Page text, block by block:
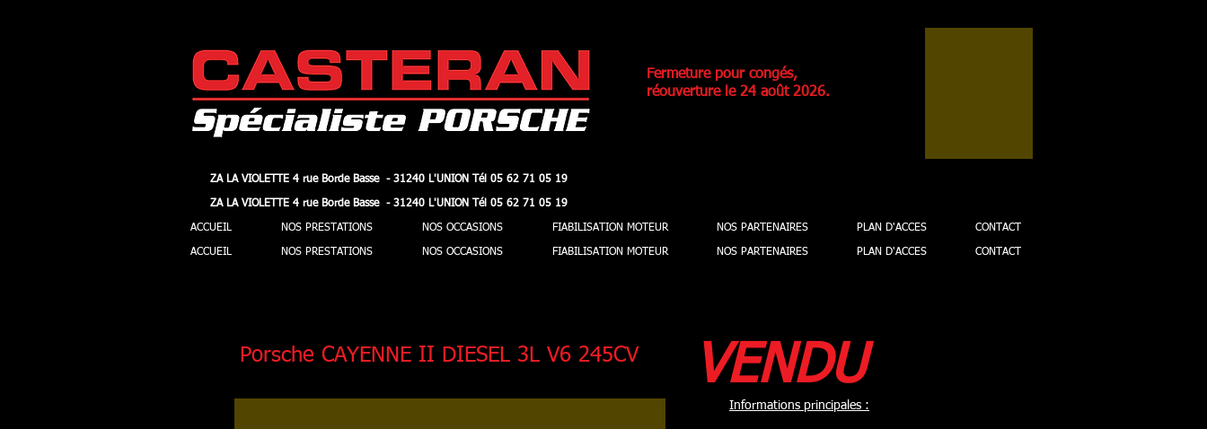
ZA LA VIOLETTE 4 rue Borde Basse - 31240 L'UNION Tél 05 62 71 05 19
ACCUEIL NOS PRESTATIONS NOS OCCASIONS FIABILISATION MOTEUR NOS PARTENAIRES PLAN D'ACCES CONTACT
Fermeture pour congés,
réouverture le 24 août 2026.
ZA LA VIOLETTE 4 rue Borde Basse - 31240 L'UNION Tél 05 62 71 05 19
ACCUEIL NOS PRESTATIONS NOS OCCASIONS FIABILISATION MOTEUR NOS PARTENAIRES PLAN D'ACCES CONTACT
Porsche CAYENNE II DIESEL 3L V6 245CV
Informations principales :
VENDU